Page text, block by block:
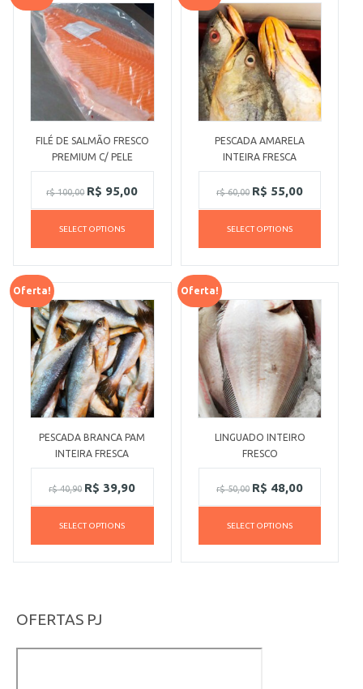
FILÉ DE SALMÃO FRESCO
PREMIUM C/ PELE
r$100,00 R$ 95,00
SELECT OPTIONS
PESCADA AMARELA
INTEIRA FRESCA
r$60,00 R$ 55,00
SELECT OPTIONS
Oferta!
PESCADA BRANCA PAM
INTEIRA FRESCA
r$40,90 R$ 39,90
SELECT OPTIONS
Oferta!
LINGUADO INTEIRO
FRESCO
r$50,00 R$ 48,00
SELECT OPTIONS
OFERTAS PJ